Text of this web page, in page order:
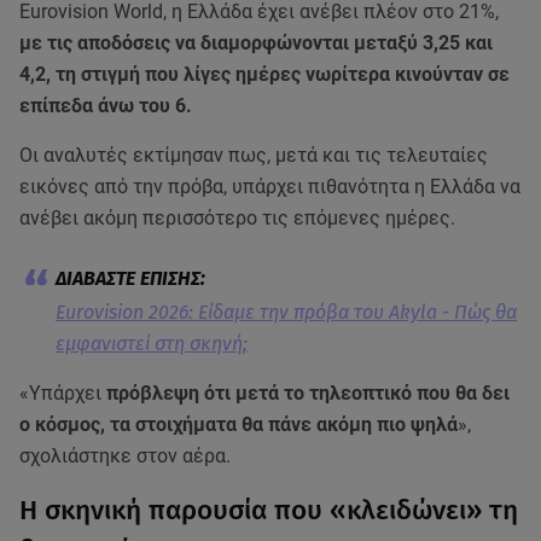
Eurovision World, η Ελλάδα έχει ανέβει πλέον στο 21%,
με τις αποδόσεις να διαμορφώνονται μεταξύ 3,25 και
4,2, τη στιγμή που λίγες ημέρες νωρίτερα κινούνταν σε
επίπεδα άνω του 6.
Οι αναλυτές εκτίμησαν πως, μετά και τις τελευταίες
εικόνες από την πρόβα, υπάρχει πιθανότητα η Ελλάδα να
ανέβει ακόμη περισσότερο τις επόμενες ημέρες.
Eurovision 2026: Είδαμε την πρόβα του Akyla - Πώς θα
εμφανιστεί στη σκηνή;
«Υπάρχει πρόβλεψη ότι μετά το τηλεοπτικό που θα δει
ο κόσμος, τα στοιχήματα θα πάνε ακόμη πιο ψηλά»,
σχολιάστηκε στον αέρα.
Η σκηνική παρουσία που «κλειδώνει» τη